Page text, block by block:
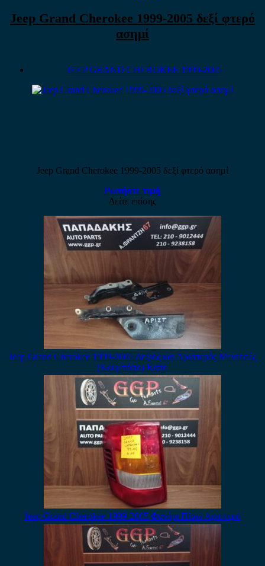
Jeep Grand Cherokee 1999-2005 δεξί φτερό
ασημί
JEEP GRAND CHEROKEE 1999-2005
Jeep Grand Cherokee 1999-2005 δεξί φτερό ασημί
Ρωτήστε τιμή
Δείτε επίσης
Jeep Grand Cherokee 1999-2005 Δεξιός και Αριστερός Μεντεσές
(Κουμπάσο) Καπό
Jeep Grand Cherokee 1999-2005 Φανάρι Πίσω Αριστερό